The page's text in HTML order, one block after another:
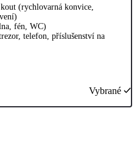
(rychlovarná konvice,
fén, WC)
telefon, příslušenství na
Vybrané